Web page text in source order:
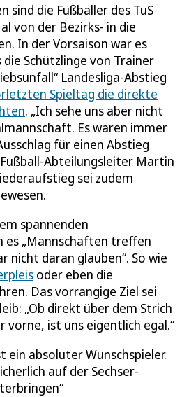
sind die Fußballer des TuS
von der Bezirks- in die
In der Vorsaison war es
Schützlinge von Trainer
Landesliga-Abstieg
Spieltag die direkte
. „Ich sehe uns aber nicht
Es waren immer
für einen Abstieg
Abteilungsleiter Martin
sei zudem
spannenden
es „Mannschaften treffen
nicht daran glauben“. So wie
oder eben die
Das vorrangige Ziel sei
„Ob direkt über dem Strich
ist uns eigentlich egal.“
ein absoluter Wunschspieler.
auf der Sechser-